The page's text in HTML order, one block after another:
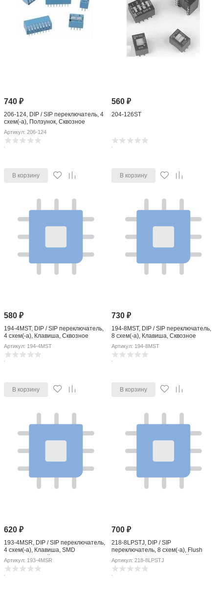
740₽
206-124, DIP / SIP переключатель, 4
схем(-а), Ползунок, Сквозное
Отверстие, SPDT, 50 В, 100 мА
Артикул: 206-124
В корзину
560 ₽
204-126ST
В корзину
580₽
194-4MST, DIP / SIP переключатель,
4 схем(-а), Клавиша, Сквозное
Отверстие, SPST, 50 В, 100 мА
Артикул: 194-4MST
В корзину
730 ₽
194-8MST, DIP / SIP переключатель,
8 схем(-а), Клавиша, Сквозное
Отверстие, SPST, 50 В, 100 мА
Артикул: 194-8MST
В корзину
620₽
193-4MSR, DIP / SIP переключатель,
4 схем(-а), Клавиша, SMD
(Поверхностный Монтаж), SPST, 50
В, 100 мА
Артикул: 193-4MSR
700 ₽
218-8LPSTJ, DIP / SIP
переключатель, 8 схем(-а), Flush
Slide, SMD (Поверхностный
Монтаж), SPST, 50 В, 100 мА
Артикул: 218-8LPSTJ